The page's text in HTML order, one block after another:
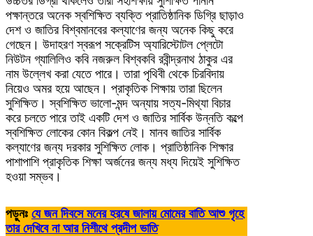
পক্ষান্তরে অনেক স্বশিক্ষিত ব্যক্তি প্রাতিষ্ঠানিক ডিগ্রি ছাড়াও
দেশ ও জাতির বিশ্বমানবের কল্যাণের জন্য অনেক কিছু করে
গেছেন। উদাহরণ স্বরূপ সক্রেটিস অ্যারিস্টোটল প্লেটো
নিউটন গ্যালিলিও কবি নজরুল বিশ্বকবি রবীন্দ্রনাথ ঠাকুর এর
নাম উল্লেখ করা যেতে পারে। তারা পৃথিবী থেকে চিরবিদায়
নিয়েও অমর হয়ে আছেন। প্রাকৃতিক শিক্ষায় তারা ছিলেন
সুশিক্ষিত। স্বশিক্ষিত ভালো-মন্দ অন্যায় সত্য-মিথ্যা বিচার
করে চলতে পারে তাই একটি দেশ ও জাতির সার্বিক উন্নতি কল্পে
স্বশিক্ষিত লোকের কোন বিকল্প নেই। মানব জাতির সার্বিক
কল্যাণের জন্য দরকার সুশিক্ষিত লোক। প্রাতিষ্ঠানিক শিক্ষার
পাশাপাশি প্রাকৃতিক শিক্ষা অর্জনের জন্য মধ্য দিয়েই সুশিক্ষিত
হওয়া সম্ভব।
পড়ুনঃ যে জন দিবসে মনের হরষে জালায় মোমের বাতি আশু গৃহে
তার দেখিবে না আর নিশীথে প্রদীপ ভাতি